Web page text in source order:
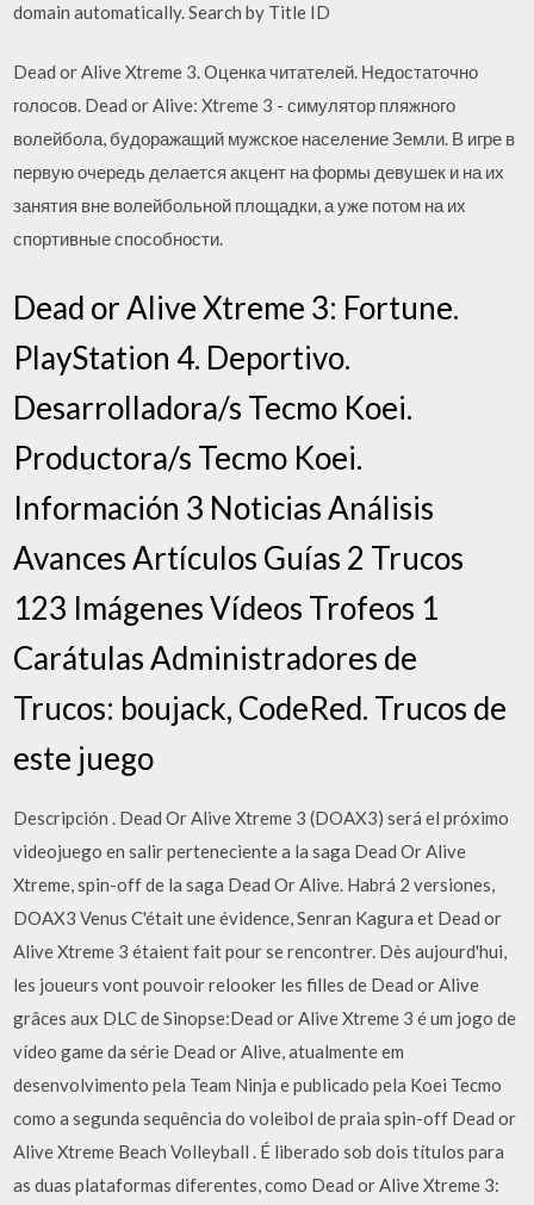
domain automatically. Search by Title ID
Dead or Alive Xtreme 3. Оценка читателей. Недостаточно
голосов. Dead or Alive: Xtreme 3 - симулятор пляжного
волейбола, будоражащий мужское население Земли. В игре в
первую очередь делается акцент на формы девушек и на их
занятия вне волейбольной площадки, а уже потом на их
спортивные способности.
Dead or Alive Xtreme 3: Fortune.
PlayStation 4. Deportivo.
Desarrolladora/s Tecmo Koei.
Productora/s Tecmo Koei.
Información 3 Noticias Análisis
Avances Artículos Guías 2 Trucos
123 Imágenes Vídeos Trofeos 1
Carátulas Administradores de
Trucos: boujack, CodeRed. Trucos de
este juego
Descripción . Dead Or Alive Xtreme 3 (DOAX3) será el próximo
videojuego en salir perteneciente a la saga Dead Or Alive
Xtreme, spin-off de la saga Dead Or Alive. Habrá 2 versiones,
DOAX3 Venus C'était une évidence, Senran Kagura et Dead or
Alive Xtreme 3 étaient fait pour se rencontrer. Dès aujourd'hui,
les joueurs vont pouvoir relooker les filles de Dead or Alive
grâces aux DLC de Sinopse:Dead or Alive Xtreme 3 é um jogo de
vídeo game da série Dead or Alive, atualmente em
desenvolvimento pela Team Ninja e publicado pela Koei Tecmo
como a segunda sequência do voleibol de praia spin-off Dead or
Alive Xtreme Beach Volleyball . É liberado sob dois títulos para
as duas plataformas diferentes, como Dead or Alive Xtreme 3: